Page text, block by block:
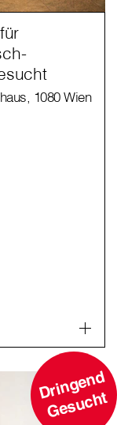
1080 Wien
D
ri
n
g
e
n
d
G
e
s
u
c
ht